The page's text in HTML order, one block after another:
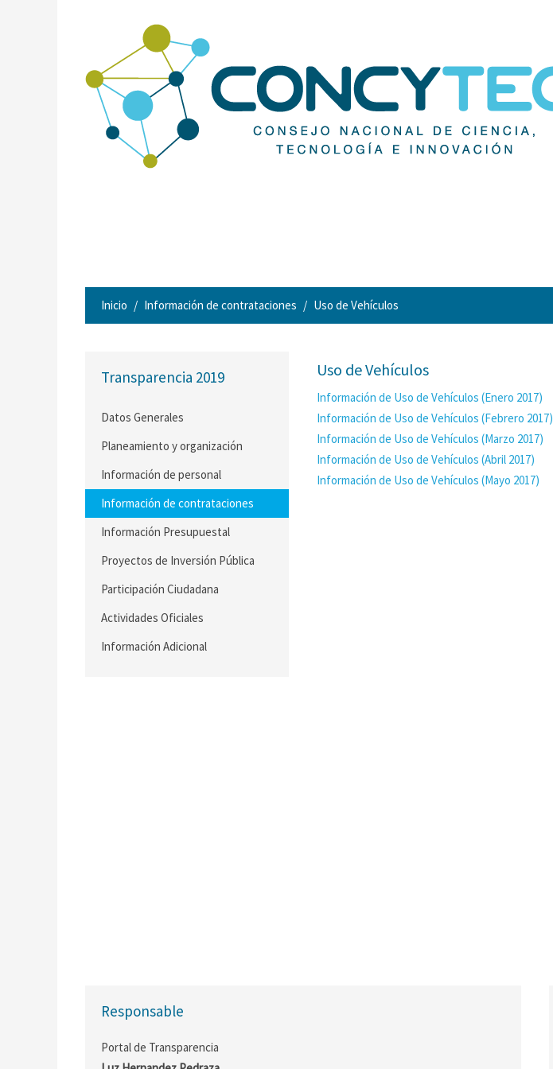
Inicio Información de contrataciones Uso de Vehículos
Uso de Vehículos
Información de Uso de Vehículos (Enero 2017)
Información de Uso de Vehículos (Febrero 2017)
Información de Uso de Vehículos (Marzo 2017)
Información de Uso de Vehículos (Abril 2017)
Información de Uso de Vehículos (Mayo 2017)
Transparencia 2019
Datos Generales
Planeamiento y organización
Información de personal
Información de contrataciones
Información Presupuestal
Proyectos de Inversión Pública
Participación Ciudadana
Actividades Oficiales
Información Adicional
Responsable
Portal de Transparencia